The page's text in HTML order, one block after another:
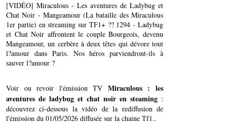
[VIDÉO] Miraculous - Les aventures de Ladybug et
Chat Noir - Mangeamour (La bataille des Miraculous
1er partie) en streaming sur TF1+ ?? 1294 - Ladybug
et Chat Noir affrontent le couple Bourgeois, devenu
Mangeamour, un cerbère à deux têtes qui dévore tout
l?amour dans Paris. Nos héros parviendront-ils à
sauver l?amour ?
Voir ou revoir l'émission TV Miraculous : les
aventures de ladybug et chat noir en steaming :
découvrez ci-dessous la vidéo de la rediffusion de
l'émission du 01/05/2026 diffusée sur la chaine Tf1..